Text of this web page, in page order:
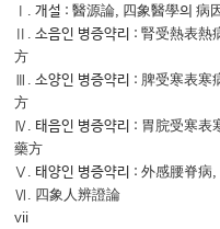
Ⅰ. 개설 : 醫源論, 四象醫學의
Ⅱ. 소음인 병증약리 : 腎受熱表
方
Ⅲ. 소양인 병증약리 : 脾受寒表
方
Ⅳ. 태음인 병증약리 : 胃脘受寒
藥方
Ⅴ. 태양인 병증약리 : 外感腰脊
Ⅵ. 四象人辨證論
vii